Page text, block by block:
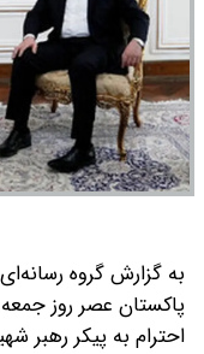
به گزارش گروه رسانه‌ای
پاکستان عصر روز
احترام به پیکر رهبر